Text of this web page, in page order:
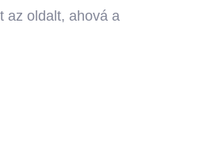
az oldalt, ahová a